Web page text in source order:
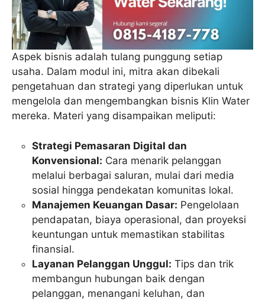
Aspek bisnis adalah tulang punggung setiap
usaha. Dalam modul ini, mitra akan dibekali
pengetahuan dan strategi yang diperlukan untuk
mengelola dan mengembangkan bisnis Klin Water
mereka. Materi yang disampaikan meliputi:
Strategi Pemasaran Digital dan
Konvensional: Cara menarik pelanggan
melalui berbagai saluran, mulai dari media
sosial hingga pendekatan komunitas lokal.
Manajemen Keuangan Dasar: Pengelolaan
pendapatan, biaya operasional, dan proyeksi
keuntungan untuk memastikan stabilitas
finansial.
Layanan Pelanggan Unggul: Tips dan trik
membangun hubungan baik dengan
pelanggan, menangani keluhan, dan